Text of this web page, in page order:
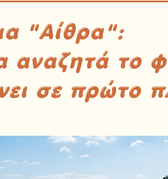
"Αίθρα":
αναζητά το
σε πρώτο